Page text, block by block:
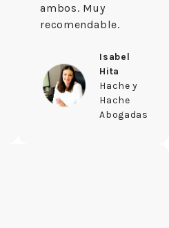
ambos. Muy
recomendable.
Isabel
Hita
Hache y
Hache
Abogadas